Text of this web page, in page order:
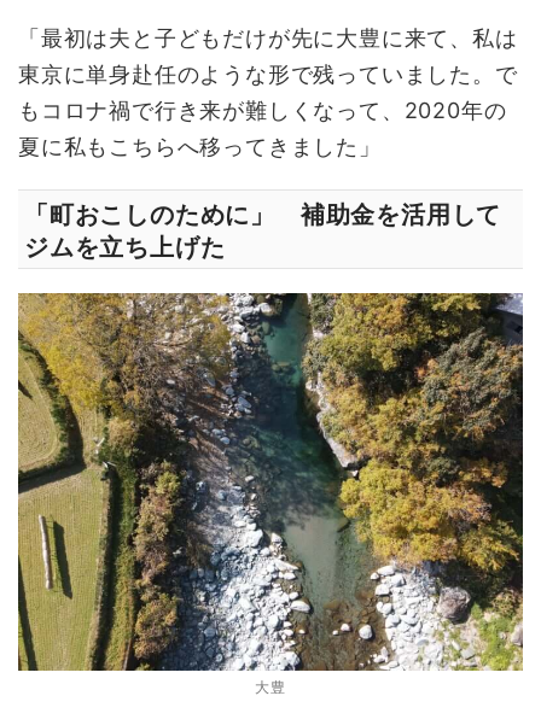
「最初は夫と子どもだけが先に大豊に来て、私は
東京に単身赴任のような形で残っていました。で
もコロナ禍で行き来が難しくなって、2020年の
夏に私もこちらへ移ってきました」
「町おこしのために」 補助金を活用して
ジムを立ち上げた
大豊